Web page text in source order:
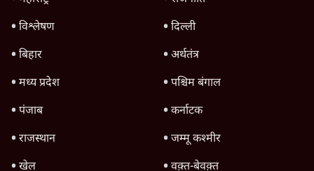
विश्लेषण
दिल्ली
बिहार
अर्थतंत्र
मध्य प्रदेश
पश्चिम बंगाल
पंजाब
कर्नाटक
राजस्थान
जम्मू कश्मीर
खेल
वक़्त-बेवक़्त